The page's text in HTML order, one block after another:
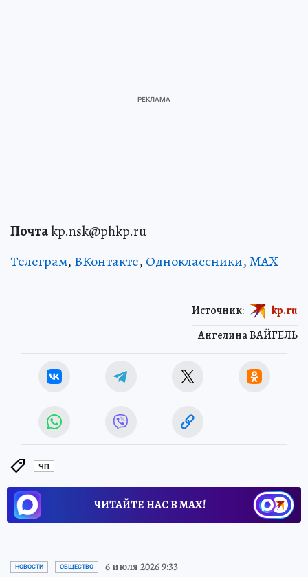
Почтаkp.nsk@phkp.ru
Телеграм, ВКонтакте, Одноклассники,MAX
Ангелина ВАЙГЕЛЬ
Источник: kp.ru
ЧП
ЧИТАЙТЕ НАС В МАХ!
НОВОСТИ ОБЩЕСТВО 6 июля 2026 9:33